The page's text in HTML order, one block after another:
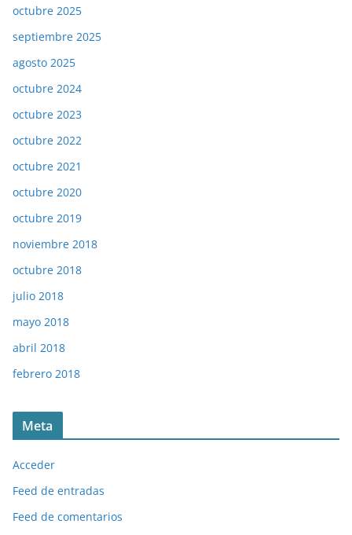
octubre 2025
septiembre 2025
agosto 2025
octubre 2024
octubre 2023
octubre 2022
octubre 2021
octubre 2020
octubre 2019
noviembre 2018
octubre 2018
julio 2018
mayo 2018
abril 2018
febrero 2018
Meta
Acceder
Feed de entradas
Feed de comentarios